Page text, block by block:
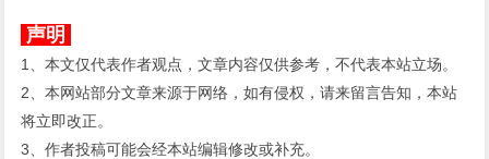
声明
1、本文仅代表作者观点，文章内容仅供参考，不代表本站立场。
2、本网站部分文章来源于网络，如有侵权，请来留言告知，本站
将立即改正。
3、作者投稿可能会经本站编辑修改或补充。